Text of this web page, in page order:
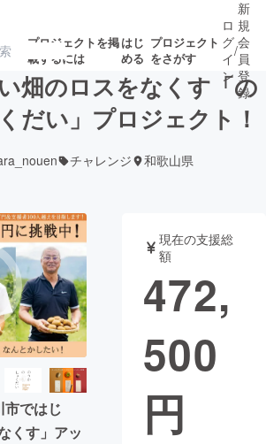
プロジェクトを掲
載するには
はじ
める
プロジェクト
をさがす
ェクト
募集終了が近いプ
ロジェクト
されます
写真 音楽
ジー・ガジェット ゲーム・サ
画
・起業
り・地域活性化
ロ
グ
イ
ン
/
新
規
会
員
登
録
畑のロスをなくす「の
だい」プロジェクト！
チャレンジ 和歌山県
市ではじ
くす」アッ
現在の支援総
額
472,
500
円